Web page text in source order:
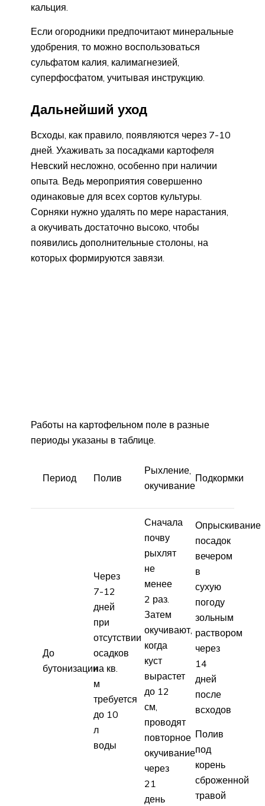
кальция.
Если огородники предпочитают минеральные
удобрения, то можно воспользоваться
сульфатом калия, калимагнезией,
суперфосфатом, учитывая инструкцию.
Дальнейший уход
Всходы, как правило, появляются через 7-10
дней. Ухаживать за посадками картофеля
Невский несложно, особенно при наличии
опыта. Ведь мероприятия совершенно
одинаковые для всех сортов культуры.
Сорняки нужно удалять по мере нарастания,
а окучивать достаточно высоко, чтобы
появились дополнительные столоны, на
которых формируются завязи.
Работы на картофельном поле в разные
периоды указаны в таблице.
Период Полив
Рыхление,
окучивание
Подкормки
До
бутонизации
Через
7-12
дней
при
отсутствии
осадков
на кв.
м
требуется
до 10
л
воды
Сначала
почву
рыхлят
не
менее
2 раз.
Затем
окучивают,
когда
куст
вырастет
до 12
см,
проводят
повторное
окучивание
через
21
день
Опрыскивание
посадок
вечером
в
сухую
погоду
зольным
раствором
через
14
дней
после
всходов
Полив
под
корень
сброженной
травой